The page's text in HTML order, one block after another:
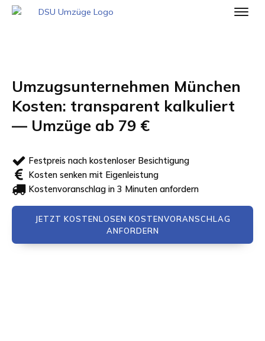
Umzugsunternehmen München
Kosten: transparent kalkuliert
— Umzüge ab 79 €
Festpreis nach kostenloser Besichtigung
Kosten senken mit Eigenleistung
Kostenvoranschlag in 3 Minuten anfordern
JETZT KOSTENLOSEN KOSTENVORANSCHLAG
ANFORDERN